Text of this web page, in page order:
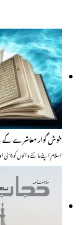
خوش گوار معاشرے کے
اسلام اپنے ماننے والوں کو